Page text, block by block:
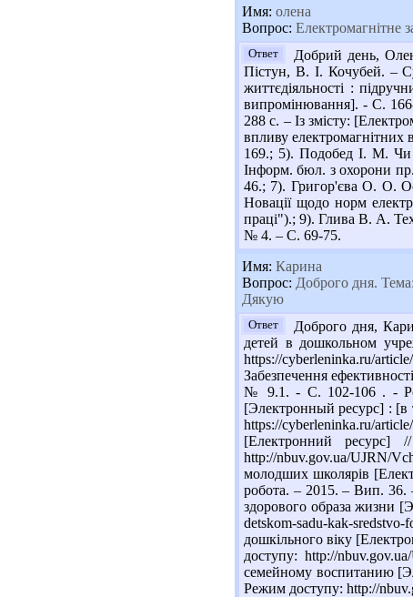
Имя: олена
Вопрос: Електромагнітне
Ответ
Добрий день,
Пістун, В. І. Кочубей. –
життєдіяльності :
випромінювання]. - С.
288 с. – Із змісту:
впливу
169.; 5). Подобед І. М. Чи
Інформ. бюл. з охорони
46.; 7). Григор'єва О. О.
Новації щодо норм
праці").; 9). Глива В. А.
№ 4. – С. 69-75.
Имя: Карина
Вопрос: Доброго дня.
Дякую
Ответ
Доброго дня,
детей в дошкольном
https://cyberleninka.ru/
Забезпечення
№ 9.1. - С. 102-106 . -
[Электронный ресурс] :
https://cyberleninka.ru/
[Електронний
http://nbuv.gov.ua/UJRN/
молодших школярів
робота. – 2015. – Вип. 36.
здорового образа жизни
detskom-sadu-kak-
дошкільного віку
доступу: http://
семейному воспитанию
Режим доступу: http://